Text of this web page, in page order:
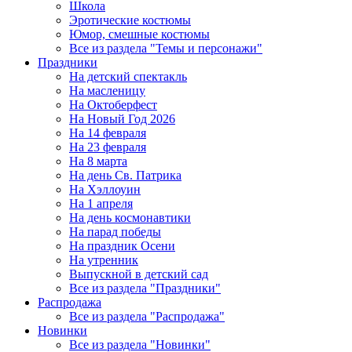
Школа
Эротические костюмы
Юмор, смешные костюмы
Все из раздела "Темы и персонажи"
Праздники
На детский спектакль
На масленицу
На Октоберфест
На Новый Год 2026
На 14 февраля
На 23 февраля
На 8 марта
На день Св. Патрика
На Хэллоуин
На 1 апреля
На день космонавтики
На парад победы
На праздник Осени
На утренник
Выпускной в детский сад
Все из раздела "Праздники"
Распродажа
Все из раздела "Распродажа"
Новинки
Все из раздела "Новинки"